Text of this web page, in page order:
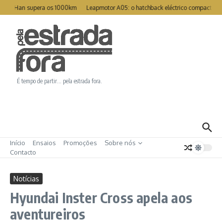
Ir para o conteúdo
Han supera os 1000km Leapmotor A05: o hatchback eléctrico compacto
É tempo de partir… pela estrada fora.
Início Ensaios Promoções
Sobre nós
Contacto
Notícias
Hyundai Inster Cross apela aos
aventureiros